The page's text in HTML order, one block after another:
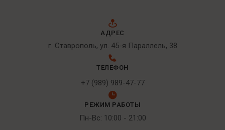
АДРЕС
г. Ставрополь, ул. 45-я Параллель, 38
ТЕЛЕФОН
+7 (989) 989-47-77
РЕЖИМ РАБОТЫ
Пн-Вс: 10:00 - 21:00